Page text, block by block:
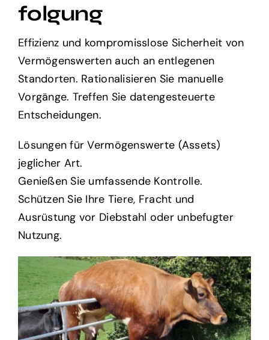
folgung
Effizienz und kompromisslose Sicherheit von
Vermögenswerten auch an entlegenen
Standorten. Rationalisieren Sie manuelle
Vorgänge. Treffen Sie datengesteuerte
Entscheidungen.
Lösungen für Vermögenswerte (Assets)
jeglicher Art.
Genießen Sie umfassende Kontrolle.
Schützen Sie Ihre Tiere, Fracht und
Ausrüstung vor Diebstahl oder unbefugter
Nutzung.